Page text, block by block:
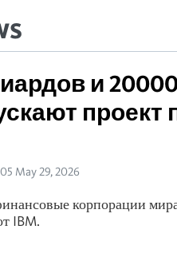
и
проект
May 29, 2026
корпорации
IBM.